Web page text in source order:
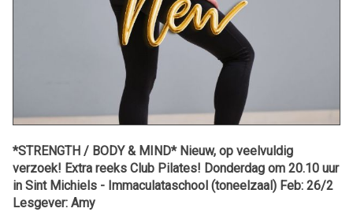
*STRENGTH / BODY & MIND* Nieuw, op veelvuldig
verzoek! Extra reeks Club Pilates! Donderdag om 20.10 uur
in Sint Michiels - Immaculataschool (toneelzaal) Feb: 26/2
Lesgever: Amy